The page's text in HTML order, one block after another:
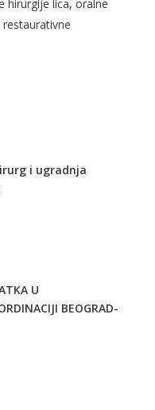
hirurgije lica, oralne
i ugradnja
U
BEOGRAD-